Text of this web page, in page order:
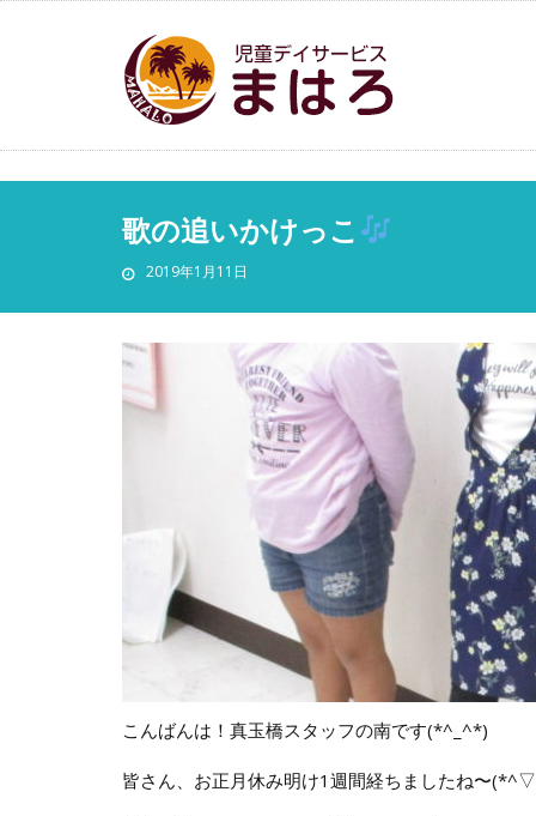
歌の追いかけっこ
2019年1月11日
こんばんは！真玉橋スタッフの南です(*^_^*)
皆さん、お正月休み明け1週間経ちましたね〜